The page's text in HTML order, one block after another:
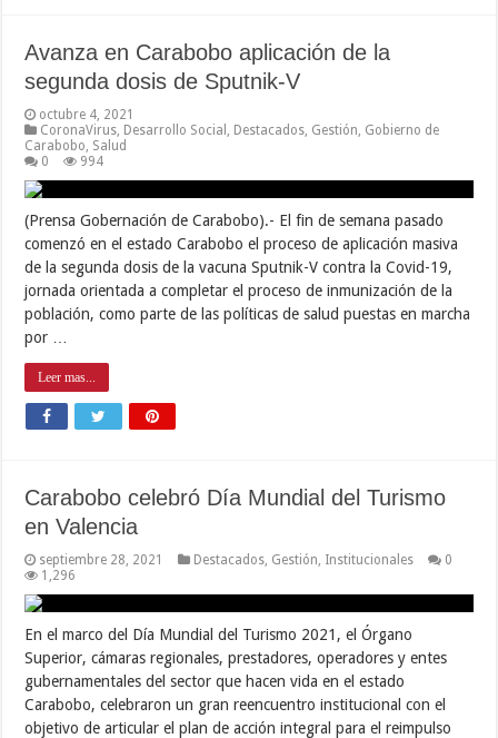
Avanza en Carabobo aplicación de la
segunda dosis de Sputnik-V
octubre 4, 2021
CoronaVirus Desarrollo Social Destacados Gestión Gobierno de
Carabobo Salud
0
994
(Prensa Gobernación de Carabobo).- El fin de semana pasado
comenzó en el estado Carabobo el proceso de aplicación masiva
de la segunda dosis de la vacuna Sputnik-V contra la Covid-19,
jornada orientada a completar el proceso de inmunización de la
población, como parte de las políticas de salud puestas en marcha
por …
Leer mas...
Carabobo celebró Día Mundial del Turismo
en Valencia
septiembre 28, 2021 Destacados Gestión Institucionales
0
1,296
En el marco del Día Mundial del Turismo 2021, el Órgano
Superior, cámaras regionales, prestadores, operadores y entes
gubernamentales del sector que hacen vida en el estado
Carabobo, celebraron un gran reencuentro institucional con el
objetivo de articular el plan de acción integral para el reimpulso